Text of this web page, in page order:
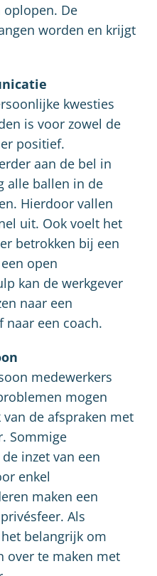
oplopen. De
worden en krijgt
kwesties
is voor zowel de
positief.
aan de bel in
alle ballen in de
Hierdoor vallen
uit. Ook voelt het
betrokken bij een
open
kan de werkgever
naar een
een coach.
medewerkers
mogen
de afspraken met
Sommige
inzet van een
enkel
maken een
Als
belangrijk om
over te maken met